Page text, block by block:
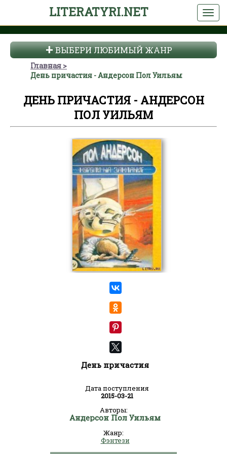
LITERATYRI.NET
ВЫБЕРИ ЛЮБИМЫЙ ЖАНР
Главная
День причастия - Андерсон Пол Уильям
ДЕНЬ ПРИЧАСТИЯ - АНДЕРСОН
ПОЛ УИЛЬЯМ
День причастия
Дата поступления
2015-03-21
Авторы:
Андерсон Пол Уильям
Жанр:
Фэнтези